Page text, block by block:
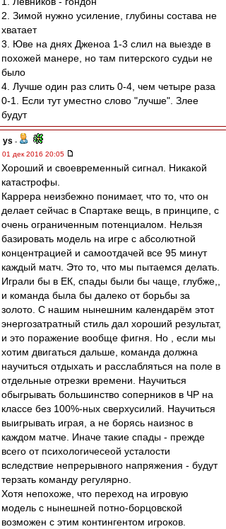
2. Зимой нужно усиление, глубины состава не
хватает
3. Юве на днях Дженоа 1-3 слил на выезде в
похожей манере, но там питерского судьи не
было
4. Лучше один раз слить 0-4, чем четыре раза
0-1. Если тут уместно слово "лучше". Злее
будут
ys -
01 дек 2016 20:05
Хороший и своевременный сигнал. Никакой
катастрофы.
Каррера неизбежно понимает, что то, что он
делает сейчас в Спартаке вещь, в принципе, с
очень ограниченным потенциалом. Нельзя
базировать модель на игре с абсолютной
концентрацией и самоотдачей все 95 минут
каждый матч. Это то, что мы пытаемся делать.
Играли бы в ЕК, спады были бы чаще, глубже,,
и команда была бы далеко от борьбы за
золото. С нашим нынешним календарём этот
энергозатратный стиль дал хороший результат,
и это поражение вообще фигня. Но , если мы
хотим двигаться дальше, команда должна
научиться отдыхать и расслабляться на поле в
отдельные отрезки времени. Научиться
обыгрывать большинство соперников в ЧР на
классе без 100%-ных сверхусилий. Научиться
выигрывать играя, а не борясь наизнос в
каждом матче. Иначе такие спады - прежде
всего от психологичесеой усталости
вследствие непрерывного напряжения - будут
терзать команду регулярно.
Хотя непохоже, что переход на игровую
модель с нынешней потно-борцовской
возможен с этим контингентом игроков.